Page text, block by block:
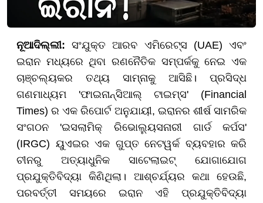
ନୂଆଦିଲ୍ଲୀ: ସଂଯୁକ୍ତ ଆରବ ଏମିରେଟ୍ସ (UAE) ଏବଂ
ଇରାନ ମଧ୍ୟରେ ଥିବା ରଣନୈତିକ ସମ୍ପର୍କକୁ ନେଇ ଏକ
ଚାଞ୍ଚଲ୍ୟକର ତଥ୍ୟ ସାମ୍ନାକୁ ଆସିଛି। ପ୍ରସିଦ୍ଧ
ଗଣମାଧ୍ୟମ 'ଫାଇନାନ୍ସିଆଲ୍ ଟାଇମ୍ସ' (Financial
Times) ର ଏକ ରିପୋର୍ଟ ଅନୁଯାୟୀ, ଇରାନର ଶୀର୍ଷ ସାମରିକ
ସଂଗଠନ 'ଇସଲାମିକ୍ ରିଭୋଲ୍ୟୁସନାରୀ ଗାର୍ଡ କର୍ପସ'
(IRGC) ୟୁଏଇର ଏକ ଗୁପ୍ତ ନେଟୱର୍କ ବ୍ୟବହାର କରି
ଚୀନରୁ ଅତ୍ୟାଧୁନିକ ସାଟେଲାଇଟ୍ ଯୋଗାଯୋଗ
ପ୍ରଯୁକ୍ତିବିଦ୍ୟା କିଣିଥିଲା। ଆଶ୍ଚର୍ଯ୍ୟର କଥା ହେଉଛି,
ପରବର୍ତ୍ତୀ ସମୟରେ ଇରାନ ଏହି ପ୍ରଯୁକ୍ତିବିଦ୍ୟା